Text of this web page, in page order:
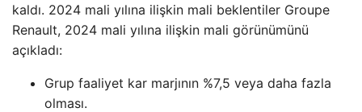
kaldı. 2024 mali yılına ilişkin mali beklentiler Groupe
Renault, 2024 mali yılına ilişkin mali görünümünü
açıkladı:
Grup faaliyet kar marjının %7,5 veya daha fazla
olması.